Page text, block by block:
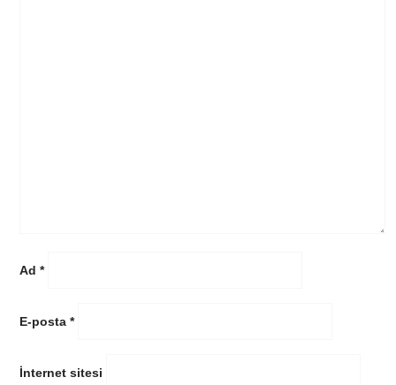
Ad*
E-posta*
İnternet sitesi